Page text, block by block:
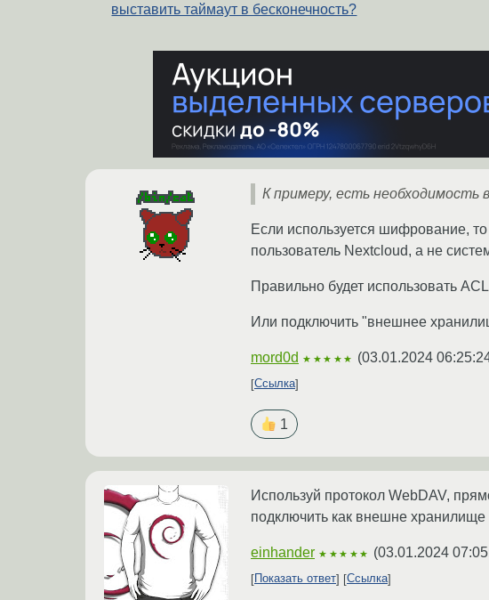
выставить таймаут в бесконечность?
К примеру, есть необходимость
Если используется шифрование,
пользователь Nextcloud, а не
Правильно будет использовать
Или подключить "внешнее
mord0d ★★★★★ (03.01.2024
Ссылка
1
Используй протокол WebDAV,
подключить как внешне
einhander ★★★★★ (03.01.2024
Показать ответ Ссылка